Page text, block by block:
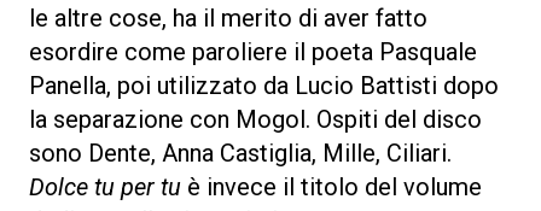
le altre cose, ha il merito di aver fatto
esordire come paroliere il poeta Pasquale
Panella, poi utilizzato da Lucio Battisti dopo
la separazione con Mogol. Ospiti del disco
sono Dente, Anna Castiglia, Mille, Ciliari.
Dolce tu per tu è invece il titolo del volume